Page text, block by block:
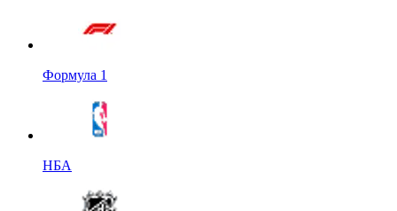
Формула 1
НБА